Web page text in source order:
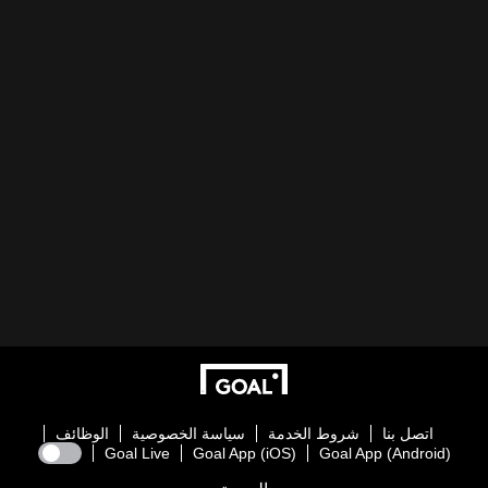
اتصل بنا شروط الخدمة سياسة الخصوصية
الوظائف
Goal App (Android)
Goal App (iOS)
Goal Live